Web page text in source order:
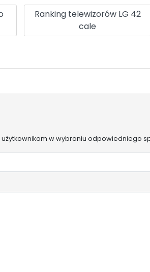
Ranking telewizorów LG 42
cale
w wybraniu odpowiedniego